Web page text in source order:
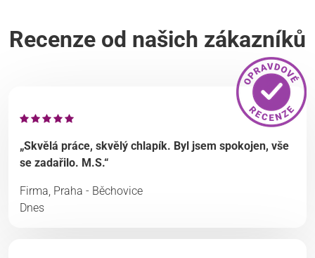
Recenze od našich zákazníků
„Skvělá práce, skvělý chlapík. Byl jsem spokojen, vše
se zadařilo. M.S.“
Firma, Praha - Běchovice
Dnes